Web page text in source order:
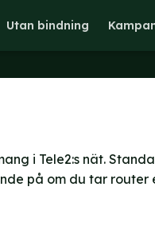
Utan bindning
i Tele2:s nät.
på om du tar router